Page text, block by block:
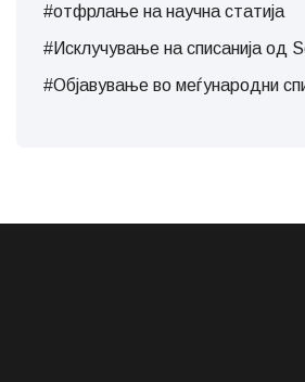
#отфрлање на научна статија
#Исклучување на списанија од
#Објавување во меѓународни